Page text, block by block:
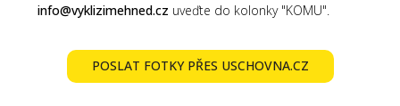
info@vyklizimehned.cz uveďte do kolonky "KOMU".
POSLAT FOTKY PŘES USCHOVNA.CZ